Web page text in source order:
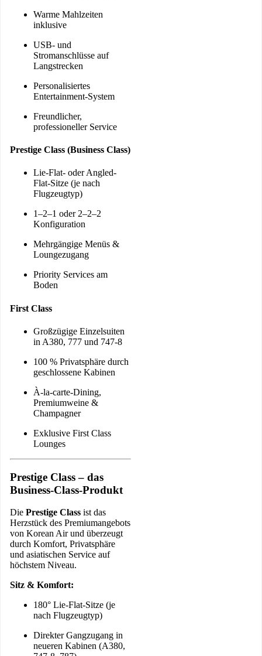
Warme Mahlzeiten
inklusive
USB- und
Stromanschlüsse auf
Langstrecken
Personalisiertes
Entertainment-System
Freundlicher,
professioneller Service
Prestige Class (Business Class)
Lie-Flat- oder Angled-
Flat-Sitze (je nach
Flugzeugtyp)
1–2–1 oder 2–2–2
Konfiguration
Mehrgängige Menüs &
Loungezugang
Priority Services am
Boden
First Class
Großzügige Einzelsuiten
in A380, 777 und 747-8
100 % Privatsphäre durch
geschlossene Kabinen
À-la-carte-Dining,
Premiumweine &
Champagner
Exklusive First Class
Lounges
Prestige Class – das
Business-Class-Produkt
Die Prestige Class ist das
Herzstück des Premiumangebots
von Korean Air und überzeugt
durch Komfort, Privatsphäre
und asiatischen Service auf
höchstem Niveau.
Sitz & Komfort:
180° Lie-Flat-Sitze (je
nach Flugzeugtyp)
Direkter Gangzugang in
neueren Kabinen (A380,